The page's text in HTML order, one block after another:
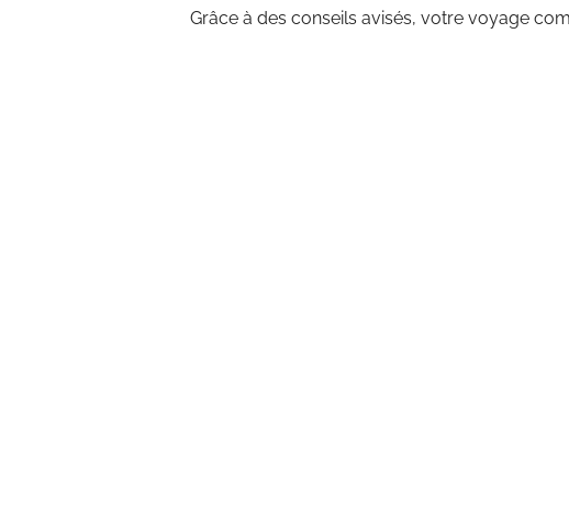
Grâce à des conseils avisés, votre voyage